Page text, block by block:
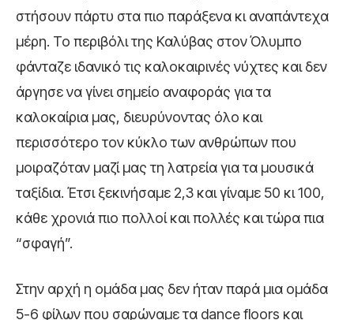
στήσουν πάρτυ στα πιο παράξενα κι αναπάντεχα
μέρη. Το περιβόλι της Καλύβας στον Όλυμπο
φάνταζε ιδανικό τις καλοκαιρινές νύχτες και δεν
άργησε να γίνει σημείο αναφοράς για τα
καλοκαίρια μας, διευρύνοντας όλο και
περισσότερο τον κύκλο των ανθρώπων που
μοιραζόταν μαζί μας τη λατρεία για τα μουσικά
ταξίδια. Έτσι ξεκινήσαμε 2,3 και γίναμε 50 κι 100,
κάθε χρονιά πιο πολλοί και πολλές και τώρα πια
“σφαγή”.
Στην αρχή η ομάδα μας δεν ήταν παρά μια ομάδα
5-6 φίλων που σαρώναμε τα dance floors και